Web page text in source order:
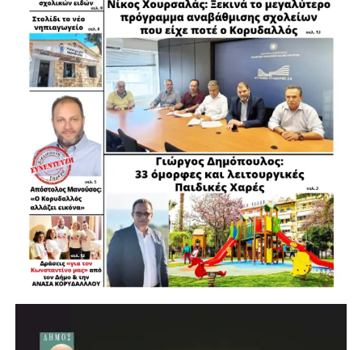
διαδρομή έχει αφιερώσει άτελειωτες ώρες συστηματικής
δουλειάς και όσες φορές χρειάστηκε, τόλμησε να
συγκρουστεί με το άδικο, με συμφέροντα και κακώς
κείμενα, χωρίς να υπολογίζει προσωπικό και πολιτικό
κόστος.
Οι κάτοικοι, που έχουν προηγούμενες παραστάσεις, στο
ερώτημα «πώς θα ήταν τα πράγματα στην Αγία Βαρβάρα
χωρίς τον Λάμπρο Δήμαρχο», στην απάντησή τους είναι
απόλυτοι: χωρίς αυτόν, η πόλη θα είχε μείνει στα παλιά,
παγιδευμένη στα σύνθετα και δυσεπίλυτα προβλήματά
της.
Το διάστημα της απουσίας του από τον Δήμο τους
δικαιώνει. Το πισωγύρισμα εκείνης της περιόδου έδειξε
εμφατικά πόσο αναγκαία ήταν και είναι η παρουσία του